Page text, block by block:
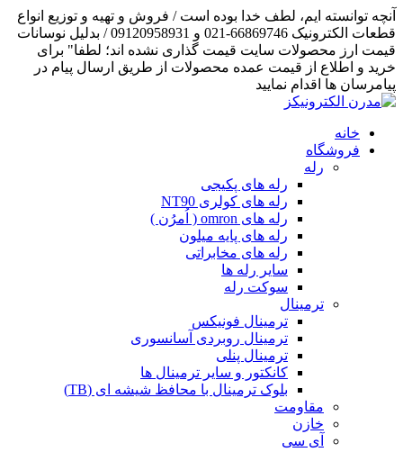
آنچه توانسته ایم، لطف خدا بوده است / فروش و تهیه و توزیع انواع
قطعات الکترونیک 66869746-021 و 09120958931 / بدلیل نوسانات
قیمت ارز محصولات سایت قیمت گذاری نشده اند؛ لطفا" برای
خرید و اطلاع از قیمت عمده محصولات از طریق ارسال پیام در
پیامرسان ها اقدام نمایید
خانه
فروشگاه
رله
رله های پکیجی
رله های کولری NT90
رله های omron ( اُمرُن )
رله های پایه میلون
رله های مخابراتی
سایر رله ها
سوکت رله
ترمینال
ترمینال فونیکس
ترمینال روبردی آسانسوری
ترمینال پنلی
کانکتور و سایر ترمینال ها
بلوک ترمینال با محافظ شیشه ای (TB)
مقاومت
خازن
آی سی